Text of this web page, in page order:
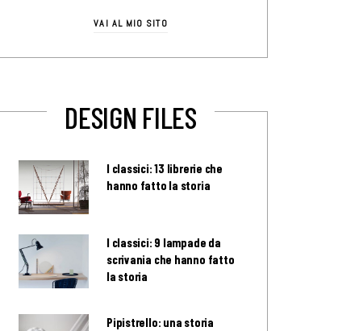
VAI AL MIO SITO
DESIGN FILES
I classici: 13 librerie che
hanno fatto la storia
I classici: 9 lampade da
scrivania che hanno fatto
la storia
Pipistrello: una storia